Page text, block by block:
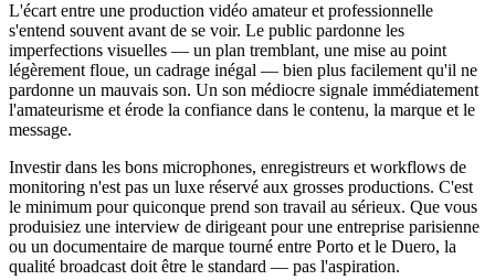
L'écart entre une production vidéo amateur et professionnelle
s'entend souvent avant de se voir. Le public pardonne les
imperfections visuelles — un plan tremblant, une mise au point
légèrement floue, un cadrage inégal — bien plus facilement qu'il ne
pardonne un mauvais son. Un son médiocre signale immédiatement
l'amateurisme et érode la confiance dans le contenu, la marque et le
message.
Investir dans les bons microphones, enregistreurs et workflows de
monitoring n'est pas un luxe réservé aux grosses productions. C'est
le minimum pour quiconque prend son travail au sérieux. Que vous
produisiez une interview de dirigeant pour une entreprise parisienne
ou un documentaire de marque tourné entre Porto et le Duero, la
qualité broadcast doit être le standard — pas l'aspiration.